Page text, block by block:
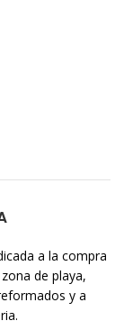
a la compra
de playa,
y a